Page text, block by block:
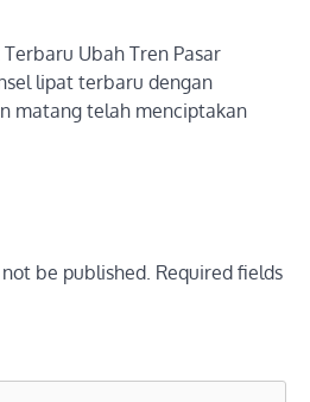
Ubah Tren Pasar
lipat terbaru dengan
matang telah menciptakan
be published. Required fields